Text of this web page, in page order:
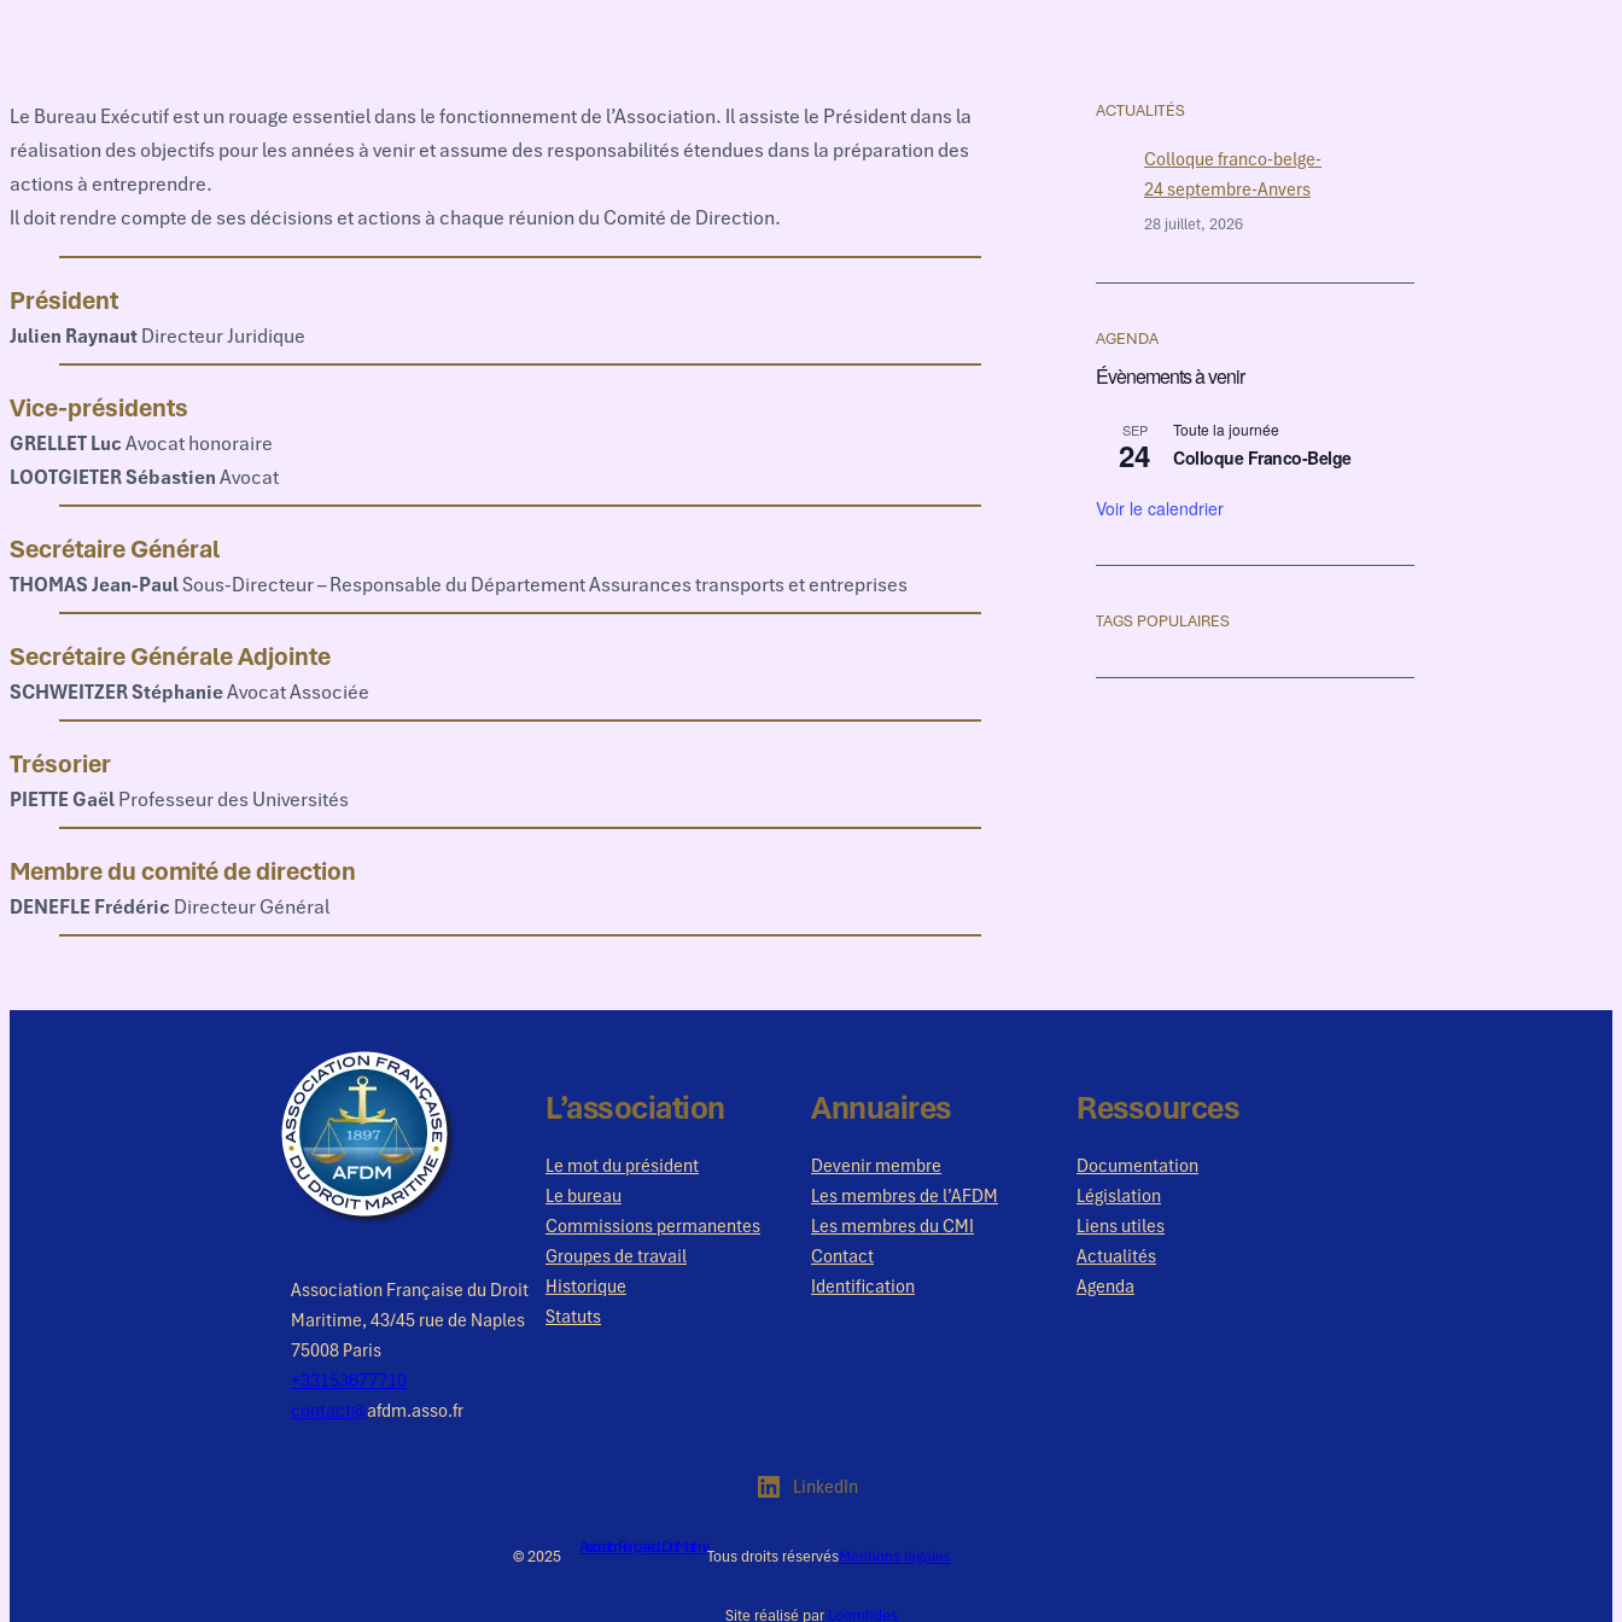
Le Bureau Exécutif est un rouage essentiel dans le fonctionnement de l’Association. Il assiste le Président dans la
réalisation des objectifs pour les années à venir et assume des responsabilités étendues dans la préparation des
actions à entreprendre.
Il doit rendre compte de ses décisions et actions à chaque réunion du Comité de Direction.
Président
Julien RaynautDirecteur Juridique
Vice-présidents
GRELLET LucAvocat honoraire
LOOTGIETER SébastienAvocat
Secrétaire Général
THOMAS Jean-PaulSous-Directeur – Responsable du Département Assurances transports et entreprises
Secrétaire Générale Adjointe
SCHWEITZER StéphanieAvocat Associée
Trésorier
PIETTE GaëlProfesseur des Universités
Membre du comité de direction
DENEFLE Frédéric Directeur Général
ACTUALITÉS
Colloque franco-belge-
24 septembre-Anvers
28 juillet, 2026
AGENDA
Évènements à venir
SEP
24
Toute la journée
Colloque Franco-Belge
Voir le calendrier
TAGS POPULAIRES
Association Française du Droit
Maritime, 43/45 rue de Naples
75008 Paris
+33153677710
contact@afdm.asso.fr
L’association
Le mot du président
Le bureau
Commissions permanentes
Groupes de travail
Historique
Statuts
Annuaires
Devenir membre
Les membres de l’AFDM
Les membres du CMI
Contact
Identification
Ressources
Documentation
Législation
Liens utiles
Actualités
Agenda
LinkedIn
© 2025 Association Française du Droit MaritimeTous droits réservésMentions légales
Site réalisé par Loomtides